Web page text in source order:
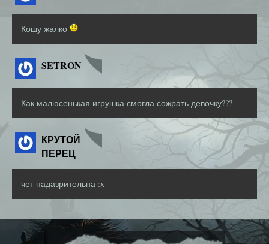
Кошу жалко
SETRON
Как малюсенькая игрушка смогла сожрать девочку???
КРУТОЙ
ПЕРЕЦ
чет падазрительна :x